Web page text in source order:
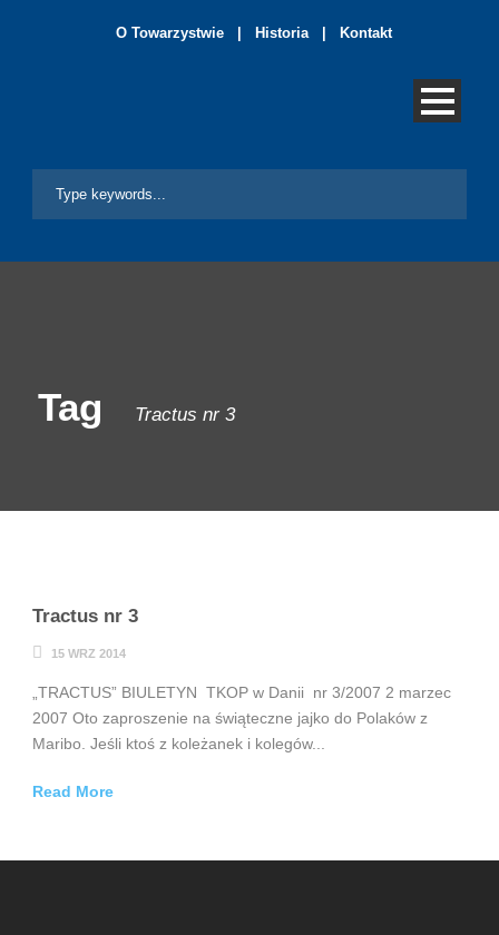
O Towarzystwie Historia Kontakt
Tag Tractus nr 3
Tractus nr 3
15 WRZ 2014
„TRACTUS” BIULETYN TKOP w Danii nr 3/2007 2 marzec
2007 Oto zaproszenie na świąteczne jajko do Polaków z
Maribo. Jeśli ktoś z koleżanek i kolegów...
Read More